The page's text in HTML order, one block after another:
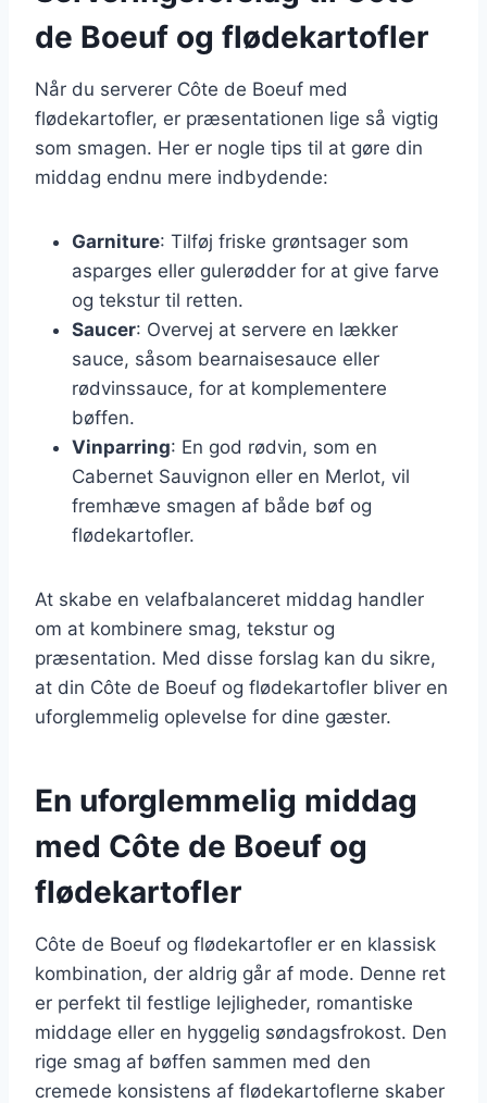
de Boeuf og flødekartofler
Når du serverer Côte de Boeuf med
flødekartofler, er præsentationen lige så vigtig
som smagen. Her er nogle tips til at gøre din
middag endnu mere indbydende:
Garniture: Tilføj friske grøntsager som
asparges eller gulerødder for at give farve
og tekstur til retten.
Saucer: Overvej at servere en lækker
sauce, såsom bearnaisesauce eller
rødvinssauce, for at komplementere
bøffen.
Vinparring: En god rødvin, som en
Cabernet Sauvignon eller en Merlot, vil
fremhæve smagen af både bøf og
flødekartofler.
At skabe en velafbalanceret middag handler
om at kombinere smag, tekstur og
præsentation. Med disse forslag kan du sikre,
at din Côte de Boeuf og flødekartofler bliver en
uforglemmelig oplevelse for dine gæster.
En uforglemmelig middag
med Côte de Boeuf og
flødekartofler
Côte de Boeuf og flødekartofler er en klassisk
kombination, der aldrig går af mode. Denne ret
er perfekt til festlige lejligheder, romantiske
middage eller en hyggelig søndagsfrokost. Den
rige smag af bøffen sammen med den
cremede konsistens af flødekartoflerne skaber